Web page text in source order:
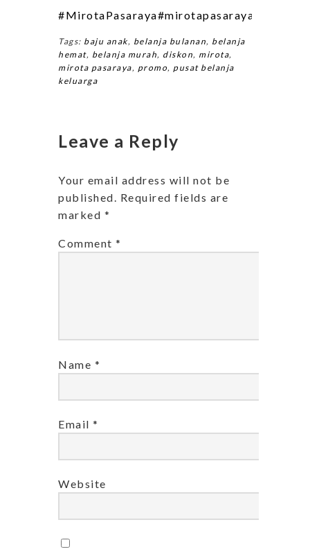
#MirotaPasaraya#mirotapasarayafashion
Tags: baju anak, belanja bulanan, belanja
hemat, belanja murah, diskon, mirota,
mirota pasaraya, promo, pusat belanja
keluarga
Leave a Reply
Your email address will not be
published.
Required fields are
marked *
Comment *
Name *
Email *
Website